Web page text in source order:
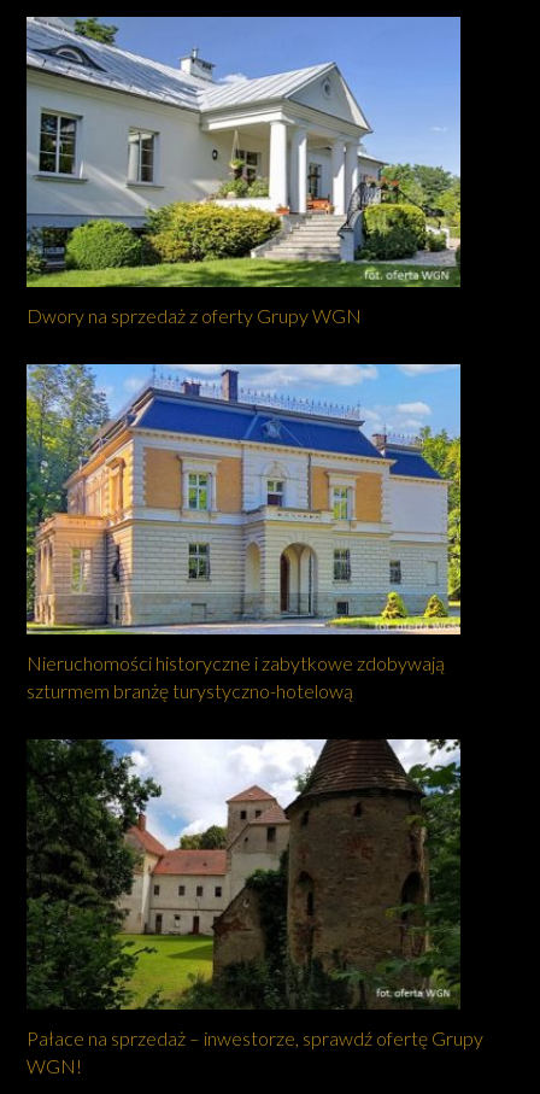
Dwory na sprzedaż z oferty Grupy WGN
Nieruchomości historyczne i zabytkowe zdobywają
szturmem branżę turystyczno-hotelową
Pałace na sprzedaż – inwestorze, sprawdź ofertę Grupy
WGN!